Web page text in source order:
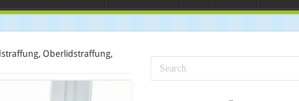
Oberlidstraffung,